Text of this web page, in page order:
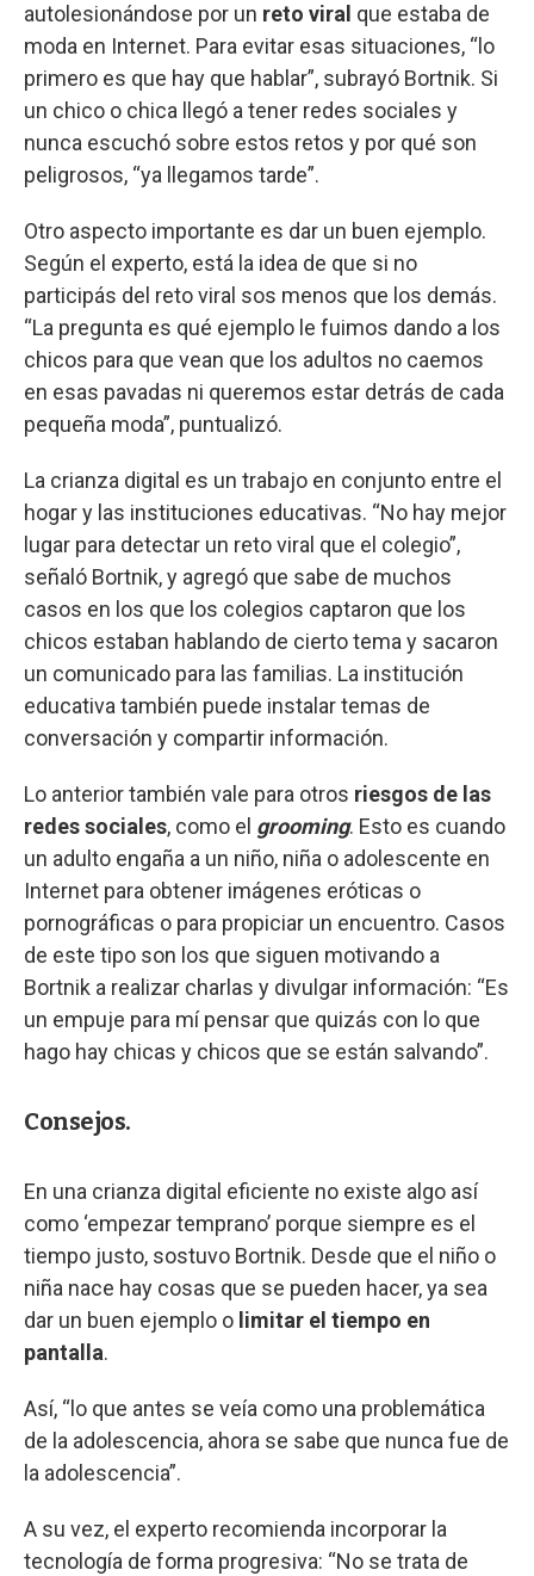
autolesionándose por un reto viral que estaba de
moda en Internet. Para evitar esas situaciones, “lo
primero es que hay que hablar”, subrayó Bortnik. Si
un chico o chica llegó a tener redes sociales y
nunca escuchó sobre estos retos y por qué son
peligrosos, “ya llegamos tarde”.
Otro aspecto importante es dar un buen ejemplo.
Según el experto, está la idea de que si no
participás del reto viral sos menos que los demás.
“La pregunta es qué ejemplo le fuimos dando a los
chicos para que vean que los adultos no caemos
en esas pavadas ni queremos estar detrás de cada
pequeña moda”, puntualizó.
La crianza digital es un trabajo en conjunto entre el
hogar y las instituciones educativas. “No hay mejor
lugar para detectar un reto viral que el colegio”,
señaló Bortnik, y agregó que sabe de muchos
casos en los que los colegios captaron que los
chicos estaban hablando de cierto tema y sacaron
un comunicado para las familias. La institución
educativa también puede instalar temas de
conversación y compartir información.
Lo anterior también vale para otros riesgos de las
redes sociales, como el grooming. Esto es cuando
un adulto engaña a un niño, niña o adolescente en
Internet para obtener imágenes eróticas o
pornográficas o para propiciar un encuentro. Casos
de este tipo son los que siguen motivando a
Bortnik a realizar charlas y divulgar información: “Es
un empuje para mí pensar que quizás con lo que
hago hay chicas y chicos que se están salvando”.
Consejos.
En una crianza digital eficiente no existe algo así
como ‘empezar temprano’ porque siempre es el
tiempo justo, sostuvo Bortnik. Desde que el niño o
niña nace hay cosas que se pueden hacer, ya sea
dar un buen ejemplo o limitar el tiempo en
pantalla.
Así, “lo que antes se veía como una problemática
de la adolescencia, ahora se sabe que nunca fue de
la adolescencia”.
A su vez, el experto recomienda incorporar la
tecnología de forma progresiva: “No se trata de